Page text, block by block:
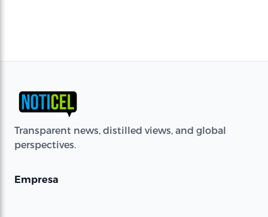
Transparent news, distilled views, and global
perspectives.
Empresa